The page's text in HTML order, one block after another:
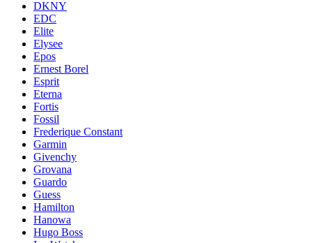
DKNY
EDC
Elite
Elysee
Epos
Ernest Borel
Esprit
Eterna
Fortis
Fossil
Frederique Constant
Garmin
Givenchy
Grovana
Guardo
Guess
Hamilton
Hanowa
Hugo Boss